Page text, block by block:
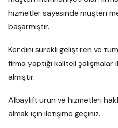
hizmetler sayesinde müşteri
başarmıştır.
Kendini sürekli geliştiren ve
firma yaptığı kaliteli
almıştır.
Albaylift ürün ve hizmetleri
almak için iletişime geçiniz.